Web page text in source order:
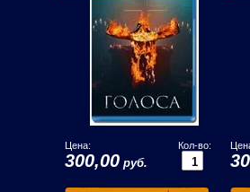
Цена:
300,00 руб.
Кол-во: